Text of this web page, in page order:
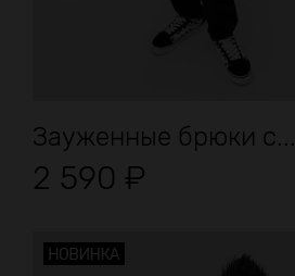
Зауженные брюки с...
2 590 ₽